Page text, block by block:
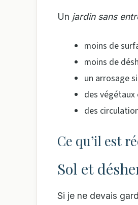
Un jardin sans
moins de
moins de
un arrosage
des
des
Ce qu’il est
Sol et
Si je ne devais